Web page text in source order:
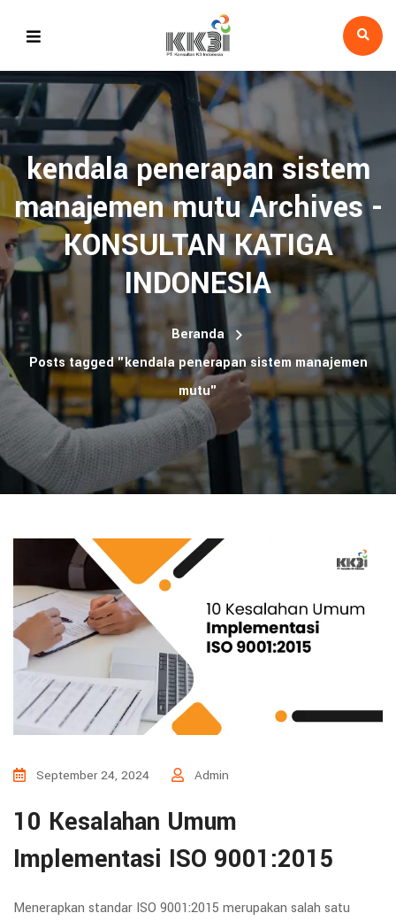
kendala penerapan sistem
manajemen mutu Archives -
KONSULTAN KATIGA
INDONESIA
Beranda
Posts tagged "kendala penerapan sistem manajemen
mutu"
September 24, 2024 Admin
10 Kesalahan Umum
Implementasi ISO 9001:2015
Menerapkan standar ISO 9001:2015 merupakan salah satu